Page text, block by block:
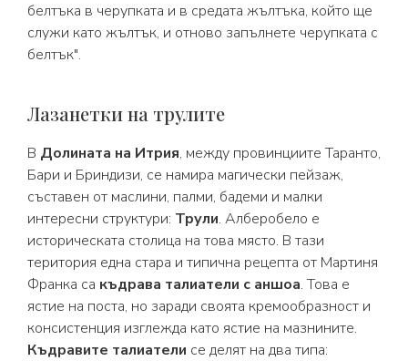
белтъка в черупката и в средата жълтъка, който ще
служи като жълтък, и отново запълнете черупката с
белтък".
Лазанетки на трулите
В Долината на Итрия, между провинциите Таранто,
Бари и Бриндизи, се намира магически пейзаж,
съставен от маслини, палми, бадеми и малки
интересни структури: Трули. Алберобело е
историческата столица на това място. В тази
територия една стара и типична рецепта от Мартиня
Франка са къдрава талиатели с аншоа. Това е
ястие на поста, но заради своята кремообразност и
консистенция изглежда като ястие на мазнините.
Къдравите талиатели се делят на два типа: